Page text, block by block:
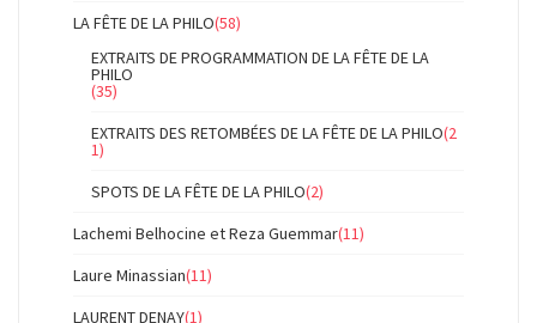
LA FÊTE DE LA PHILO(58)
EXTRAITS DE PROGRAMMATION DE LA FÊTE DE LA
PHILO
(35)
EXTRAITS DES RETOMBÉES DE LA FÊTE DE LA PHILO(2
1)
SPOTS DE LA FÊTE DE LA PHILO(2)
Lachemi Belhocine et Reza Guemmar(11)
Laure Minassian(11)
LAURENT DENAY(1)